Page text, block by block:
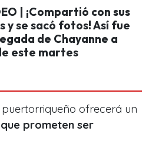
| ¡Compartió con sus
y se sacó fotos! Así fue
de Chayanne a
este martes
ofrecerá un
prometen ser